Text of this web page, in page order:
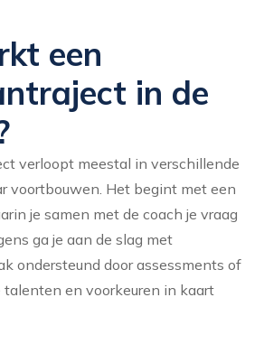
een
in de
verloopt meestal in verschillende
voortbouwen. Het begint met een
je samen met de coach je vraag
ga je aan de slag met
ondersteund door assessments of
talenten en voorkeuren in kaart